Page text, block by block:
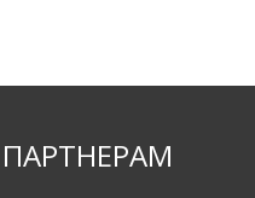
ПАРТНЕРАМ